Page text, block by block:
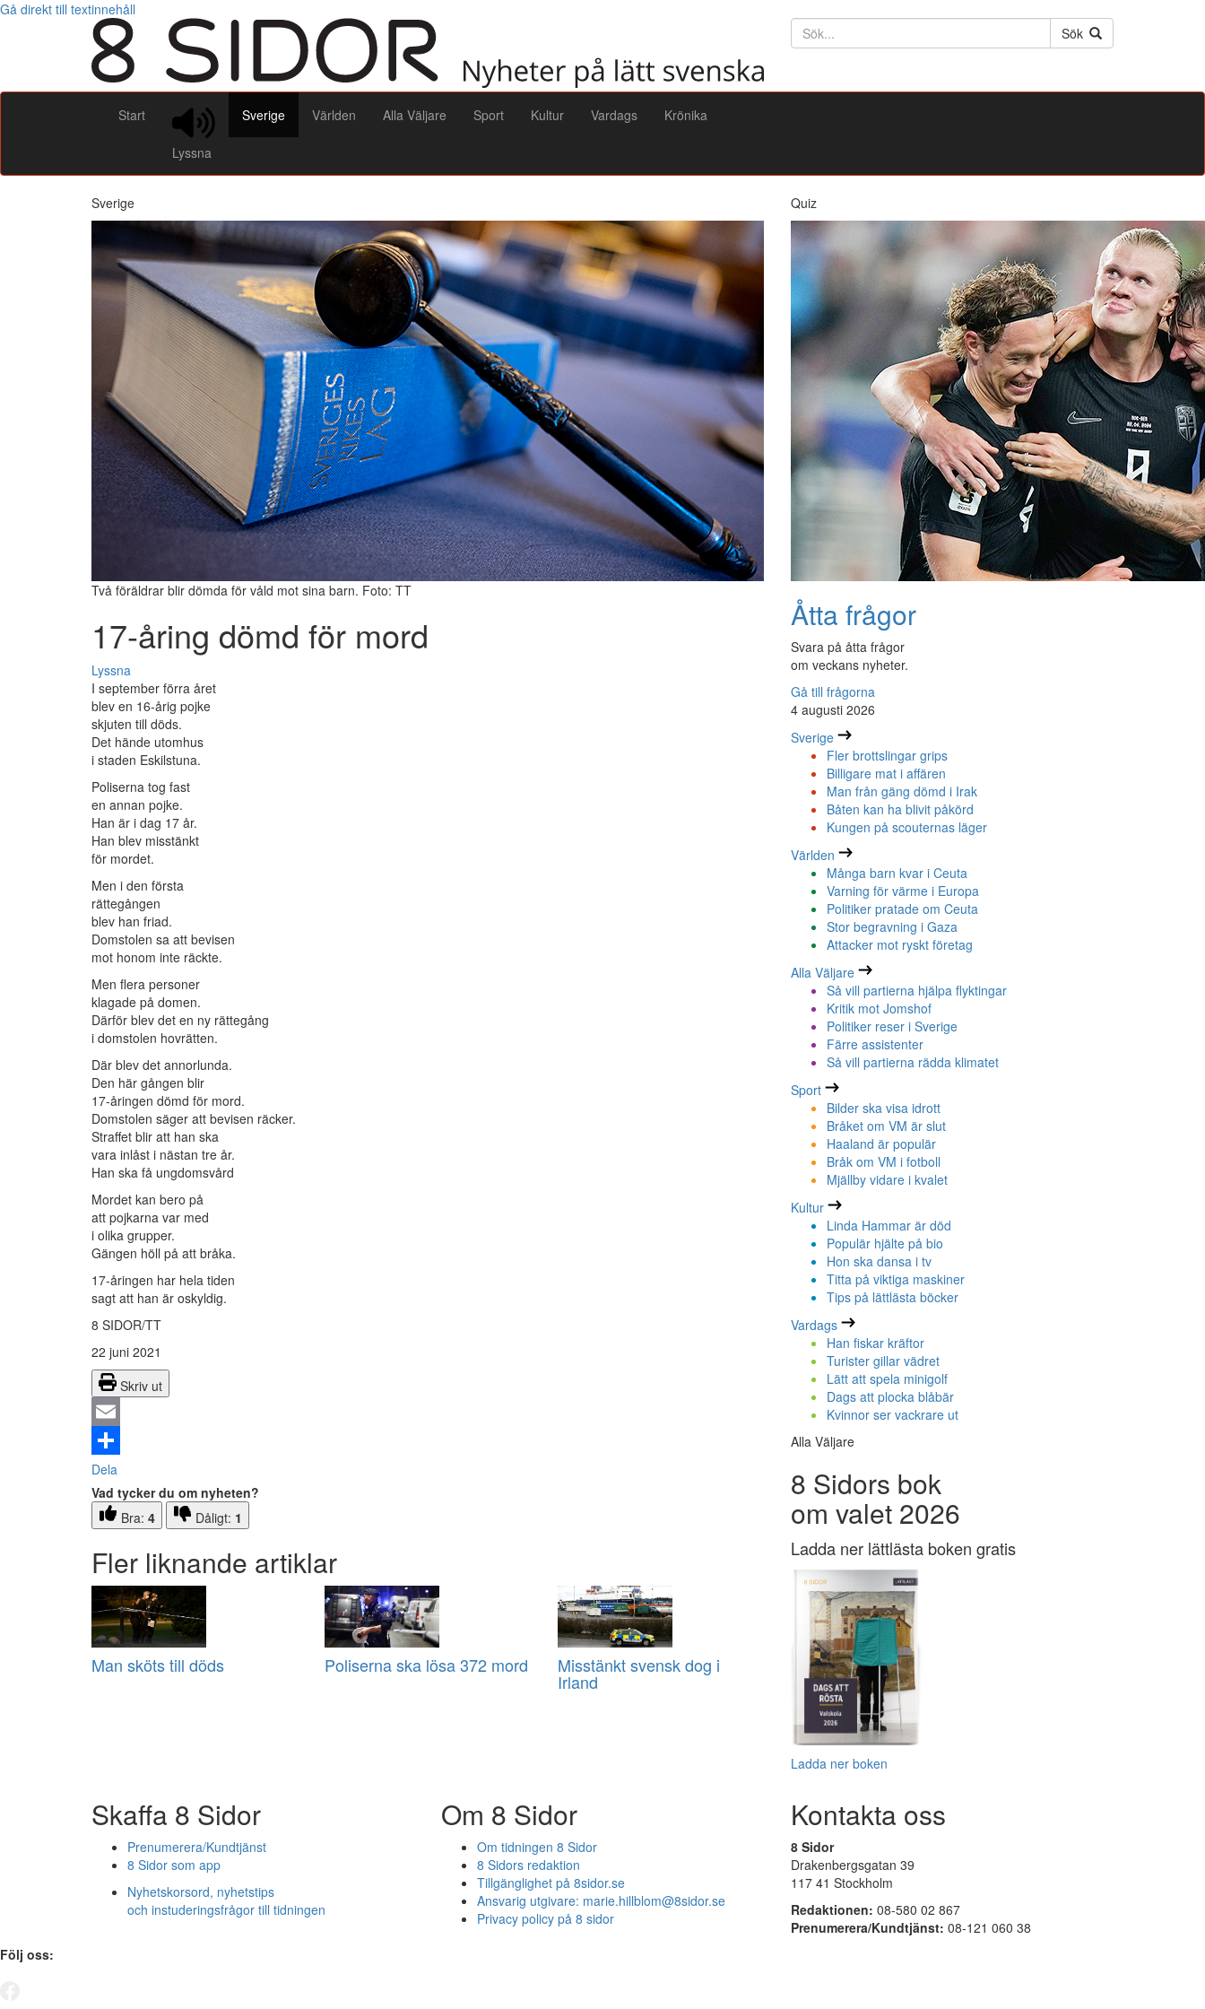
Gå direkt till textinnehåll
Söktext
Sök
Start
Lyssna
Sverige Världen Alla Väljare Sport Kultur Vardags Krönika
Sverige
Två föräldrar blir dömda för våld mot sina barn. Foto: TT
17-åring dömd för mord
Lyssna
I september förra året
blev en 16-årig pojke
skjuten till döds.
Det hände utomhus
i staden Eskilstuna.
Poliserna tog fast
en annan pojke.
Han är i dag 17 år.
Han blev misstänkt
för mordet.
Men i den första
rättegången
blev han friad.
Domstolen sa att bevisen
mot honom inte räckte.
Men flera personer
klagade på domen.
Därför blev det en ny rättegång
i domstolen hovrätten.
Där blev det annorlunda.
Den här gången blir
17-åringen dömd för mord.
Domstolen säger att bevisen räcker.
Straffet blir att han ska
vara inlåst i nästan tre år.
Han ska få ungdomsvård
Mordet kan bero på
att pojkarna var med
i olika grupper.
Gängen höll på att bråka.
17-åringen har hela tiden
sagt att han är oskyldig.
8 SIDOR/TT
22 juni 2021
Skriv ut
Email
Dela
Vad tycker du om nyheten?
Bra: 4 Dåligt: 1
Fler liknande artiklar
Man sköts till döds Poliserna ska lösa 372 mord Misstänkt svensk dog i
Irland
Quiz
Åtta frågor
Svara på åtta frågor
om veckans nyheter.
Gå till frågorna
4 augusti 2026
Sverige
Fler brottslingar grips
Billigare mat i affären
Man från gäng dömd i Irak
Båten kan ha blivit påkörd
Kungen på scouternas läger
Världen
Många barn kvar i Ceuta
Varning för värme i Europa
Politiker pratade om Ceuta
Stor begravning i Gaza
Attacker mot ryskt företag
Alla Väljare
Så vill partierna hjälpa flyktingar
Kritik mot Jomshof
Politiker reser i Sverige
Färre assistenter
Så vill partierna rädda klimatet
Sport
Bilder ska visa idrott
Bråket om VM är slut
Haaland är populär
Bråk om VM i fotboll
Mjällby vidare i kvalet
Kultur
Linda Hammar är död
Populär hjälte på bio
Hon ska dansa i tv
Titta på viktiga maskiner
Tips på lättlästa böcker
Vardags
Han fiskar kräftor
Turister gillar vädret
Lätt att spela minigolf
Dags att plocka blåbär
Kvinnor ser vackrare ut
Alla Väljare
8 Sidors bok
om valet 2026
Ladda ner lättlästa boken gratis
Ladda ner boken
Skaffa 8 Sidor
Prenumerera/Kundtjänst
8 Sidor som app
Nyhetskorsord, nyhetstips
och instuderingsfrågor till tidningen
Om 8 Sidor
Om tidningen 8 Sidor
8 Sidors redaktion
Tillgänglighet på 8sidor.se
Ansvarig utgivare: marie.hillblom@8sidor.se
Privacy policy på 8 sidor
Kontakta oss
8 Sidor
Drakenbergsgatan 39
117 41 Stockholm
Redaktionen: 08-580 02 867
Prenumerera/Kundtjänst: 08-121 060 38
Följ oss: